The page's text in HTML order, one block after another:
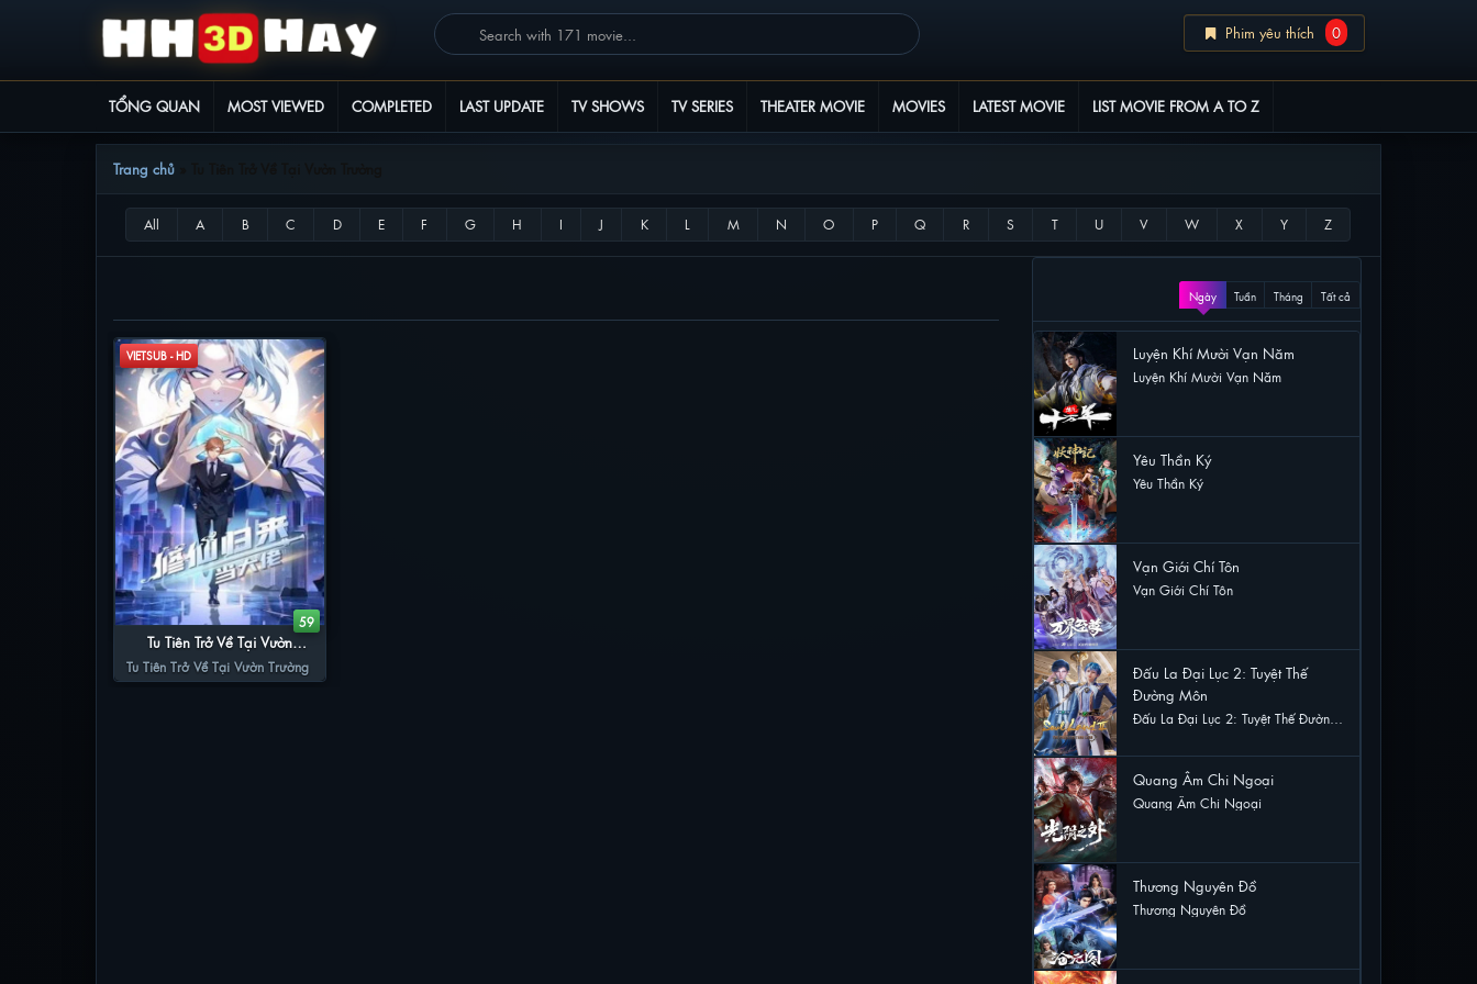
Phim yêu thích 0
TỔNG QUAN MOST VIEWED COMPLETED LAST UPDATE TV SHOWS TV SERIES THEATER MOVIE MOVIES LATEST MOVIE LIST MOVIE FROM A TO Z
Trang chủ
VIETSUB - HD
59
Tu Tiên Trở Về Tại Vườn
Trường
Tu Tiên Trở Về Tại Vườn Trường
Ngày Tuần Tháng Tất cả
Luyện Khí Mười Vạn Năm
Luyện Khí Mười Vạn Năm
Yêu Thần Ký
Yêu Thần Ký
Vạn Giới Chí Tôn
Vạn Giới Chí Tôn
Đấu La Đại Lục 2: Tuyệt Thế
Đường Môn
Đấu La Đại Lục 2: Tuyệt Thế Đường
Quang Âm Chi Ngoại
Quang Âm Chi Ngoại
Thương Nguyên Đồ
Thương Nguyên Đồ